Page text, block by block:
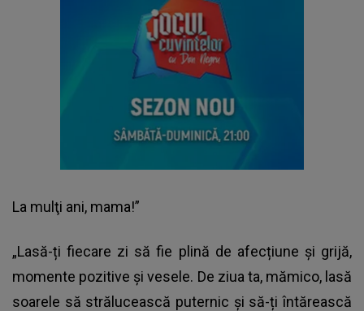
La mulţi ani, mama!”
„Lasă-ți fiecare zi să fie plină de afecțiune și grijă,
momente pozitive și vesele. De ziua ta, mămico, lasă
soarele să strălucească puternic și să-ți întărească